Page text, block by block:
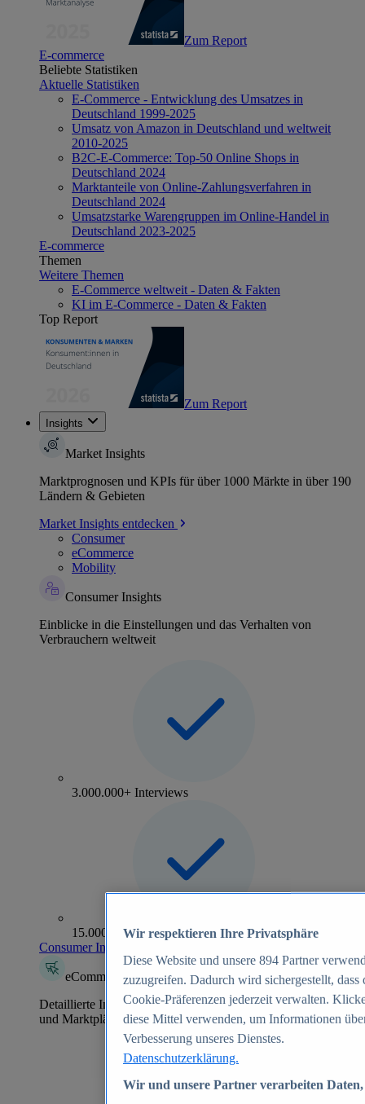
Zum Report
E-commerce
Beliebte Statistiken
Aktuelle Statistiken
E-Commerce - Entwicklung des Umsatzes in
Deutschland 1999-2025
Umsatz von Amazon in Deutschland und weltweit
2010-2025
B2C-E-Commerce: Top-50 Online Shops in
Deutschland 2024
Marktanteile von Online-Zahlungsverfahren in
Deutschland 2024
Umsatzstarke Warengruppen im Online-Handel in
Deutschland 2023-2025
E-commerce
Themen
Weitere Themen
E-Commerce weltweit - Daten & Fakten
KI im E-Commerce - Daten & Fakten
Top Report
Zum Report
Insights
Market Insights
Marktprognosen und KPIs für über 1000 Märkte in über 190
Ländern & Gebieten
Market Insights entdecken
Consumer
eCommerce
Mobility
Consumer Insights
Einblicke in die Einstellungen und das Verhalten von
Verbrauchern weltweit
3.000.000+ Interviews
15.000+ Marken
Consumer Insights entdecken
eCommerce Insights
Detaillierte Informationen zu mehr als 39.000 Online-Shops
und Marktplätzen
Wir respektieren Ihre Privatsphäre
Diese Website und unsere 894 Partner
zuzugreifen. Dadurch wird sichergestellt,
Cookie-Präferenzen jederzeit verwalten.
diese Mittel verwenden, um Informationen
Verbesserung unseres Dienstes.
Datenschutzerklärung.
Wir und unsere Partner verarbeiten